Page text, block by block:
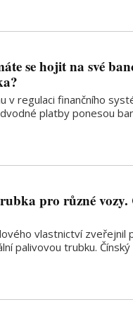
se hojit na své
v regulaci finančního
platby ponesou
pro různé
vlastnictví zveřejnil
palivovou trubku.